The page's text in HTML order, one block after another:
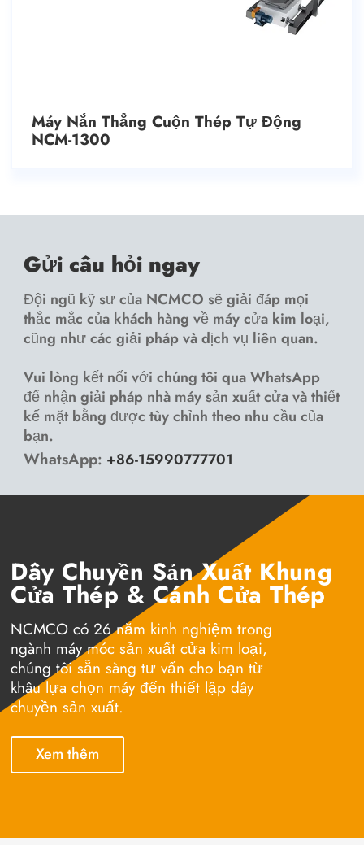
Máy Nắn Thẳng Cuộn Thép Tự Động
NCM-1300
Gửi câu hỏi ngay
Đội ngũ kỹ sư của NCMCO sẽ giải đáp mọi
thắc mắc của khách hàng về máy cửa kim loại,
cũng như các giải pháp và dịch vụ liên quan.
Vui lòng kết nối với chúng tôi qua WhatsApp
để nhận giải pháp nhà máy sản xuất cửa và thiết
kế mặt bằng được tùy chỉnh theo nhu cầu của
bạn.
WhatsApp: +86-15990777701
Dây Chuyền Sản Xuất Khung
Cửa Thép & Cánh Cửa Thép
NCMCO có 26 năm kinh nghiệm trong
ngành máy móc sản xuất cửa kim loại,
chúng tôi sẵn sàng tư vấn cho bạn từ
khâu lựa chọn máy đến thiết lập dây
chuyền sản xuất.
Xem thêm